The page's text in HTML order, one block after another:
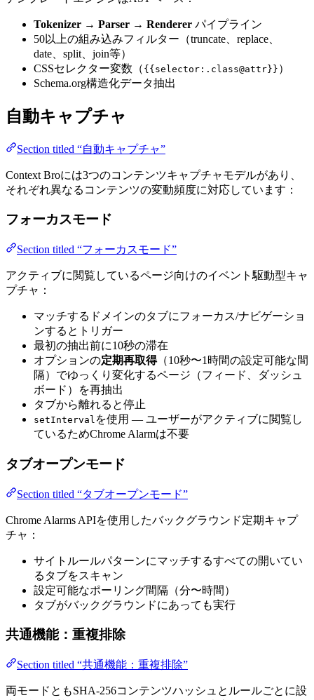
Tokenizer → Parser → Renderer パイプライン
50以上の組み込みフィルター（truncate、replace、
date、split、join等）
CSSセレクター変数（ {{selector:.class@attr}} ）
Schema.org構造化データ抽出
自動キャプチャ
Section titled “自動キャプチャ”
Context Broには3つのコンテンツキャプチャモデルがあり、
それぞれ異なるコンテンツの変動頻度に対応しています：
フォーカスモード
Section titled “フォーカスモード”
アクティブに閲覧しているページ向けのイベント駆動型キャ
プチャ：
マッチするドメインのタブにフォーカス/ナビゲーショ
ンするとトリガー
最初の抽出前に10秒の滞在
オプションの定期再取得（10秒〜1時間の設定可能な間
隔）でゆっくり変化するページ（フィード、ダッシュ
ボード）を再抽出
タブから離れると停止
setInterval を使用 — ユーザーがアクティブに閲覧し
ているためChrome Alarmは不要
タブオープンモード
Section titled “タブオープンモード”
Chrome Alarms APIを使用したバックグラウンド定期キャプ
チャ：
サイトルールパターンにマッチするすべての開いてい
るタブをスキャン
設定可能なポーリング間隔（分〜時間）
タブがバックグラウンドにあっても実行
共通機能：重複排除
Section titled “共通機能：重複排除”
両モードともSHA-256コンテンツハッシュとルールごとに設